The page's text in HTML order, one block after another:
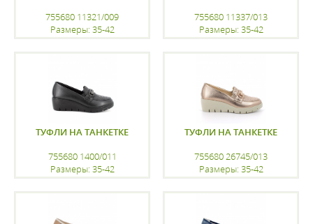
755680 11321/009
Размеры: 35-42
755680 11337/013
Размеры: 35-42
ТУФЛИ НА ТАНКЕТКЕ
755680 1400/011
Размеры: 35-42
ТУФЛИ НА ТАНКЕТКЕ
755680 26745/013
Размеры: 35-42